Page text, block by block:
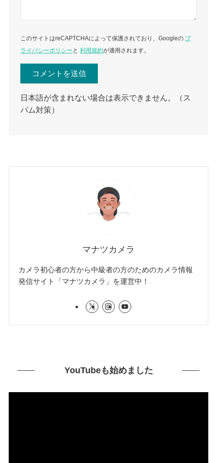
このサイトはreCAPTCHAによって保護されており、Googleの プ
ライバシーポリシー と利用規約が適用されます。
日本語が含まれない場合は表示できません。（ス
パム対策）
マナツカメラ
カメラ初心者の方から中級者の方のためのカメラ情報
発信サイト「マナツカメラ」を運営中！
YouTubeも始めました